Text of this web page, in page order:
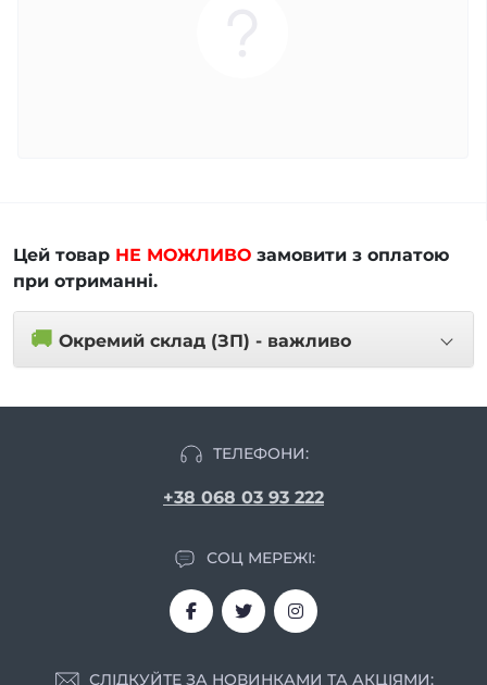
Цей товар НЕ МОЖЛИВО замовити з оплатою
при отриманні.
🚚 Окремий склад (ЗП) - важливо
ТЕЛЕФОНИ:
+38 068 03 93 222
СОЦ МЕРЕЖІ:
СЛІДКУЙТЕ ЗА НОВИНКАМИ ТА АКЦІЯМИ: